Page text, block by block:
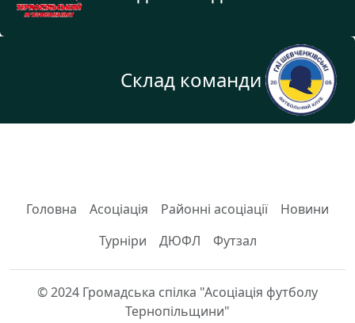
Склад команди
Головна Асоціація Районні асоціації
Новини
Турніри
ДЮФЛ Футзал
© 2024 Громадська спілка "Асоціація футболу
Тернопільщини"